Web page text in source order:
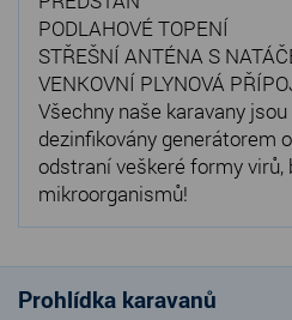
PODLAHOVÉ TOPENÍ
STŘEŠNÍ ANTÉNA S
VENKOVNÍ PLYNOVÁ
Všechny naše karavany
dezinfikovány generátorem
odstraní veškeré formy virů,
mikroorganismů!
Prohlídka karavanů